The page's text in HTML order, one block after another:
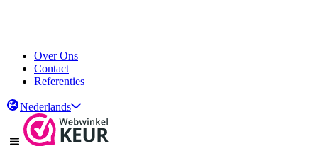
Over Ons
Contact
Referenties
Nederlands